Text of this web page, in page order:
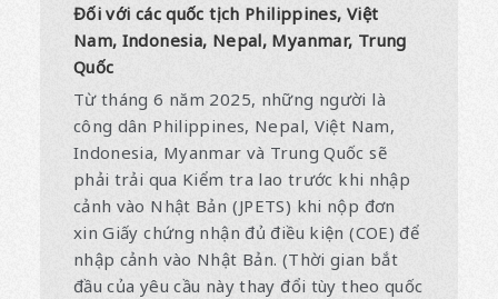
Đối với các quốc tịch Philippines, Việt
Nam, Indonesia, Nepal, Myanmar, Trung
Quốc
Từ tháng 6 năm 2025, những người là
công dân Philippines, Nepal, Việt Nam,
Indonesia, Myanmar và Trung Quốc sẽ
phải trải qua Kiểm tra lao trước khi nhập
cảnh vào Nhật Bản (JPETS) khi nộp đơn
xin Giấy chứng nhận đủ điều kiện (COE) để
nhập cảnh vào Nhật Bản. (Thời gian bắt
đầu của yêu cầu này thay đổi tùy theo quốc